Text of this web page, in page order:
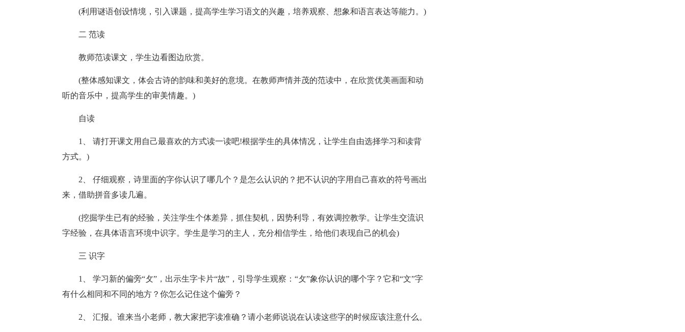
(利用谜语创设情境，引入课题，提高学生学习语文的兴趣，培养观察、想象和语言表达等能力。)
二 范读
教师范读课文，学生边看图边欣赏。
(整体感知课文，体会古诗的韵味和美好的意境。在教师声情并茂的范读中，在欣赏优美画面和动
听的音乐中，提高学生的审美情趣。)
自读
1、 请打开课文用自己最喜欢的方式读一读吧!根据学生的具体情况，让学生自由选择学习和读背
方式。)
2、 仔细观察，诗里面的字你认识了哪几个？是怎么认识的？把不认识的字用自己喜欢的符号画出
来，借助拼音多读几遍。
(挖掘学生已有的经验，关注学生个体差异，抓住契机，因势利导，有效调控教学。让学生交流识
字经验，在具体语言环境中识字。学生是学习的主人，充分相信学生，给他们表现自己的机会)
三 识字
1、 学习新的偏旁“攵”，出示生字卡片“故”，引导学生观察：“攵”象你认识的哪个字？它和“文”字
有什么相同和不同的地方？你怎么记住这个偏旁？
2、 汇报。谁来当小老师，教大家把字读准确？请小老师说说在认读这些字的时候应该注意什么。